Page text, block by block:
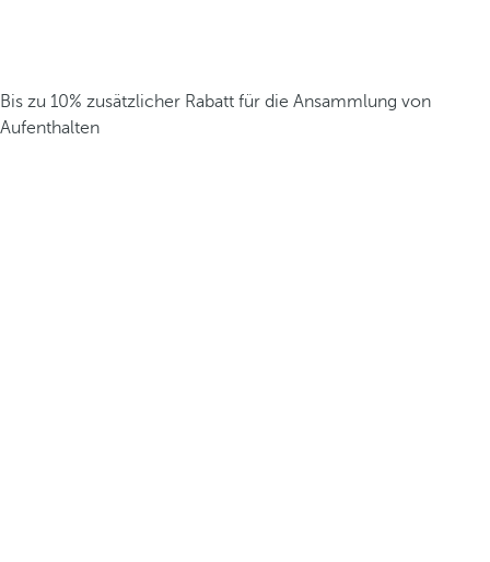
Bis zu 10% zusätzlicher Rabatt für die Ansammlung von
Aufenthalten